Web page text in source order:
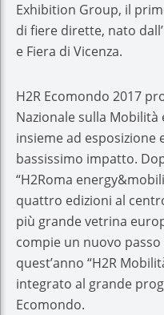
Exhibition Group, il
di fiere dirette, nato
e Fiera di Vicenza.
H2R Ecomondo 2017
Nazionale sulla
insieme ad esposizione
bassissimo impatto.
“H2Roma
quattro edizioni al
più grande vetrina
compie un nuovo
quest’anno “H2R
integrato al grande
Ecomondo.